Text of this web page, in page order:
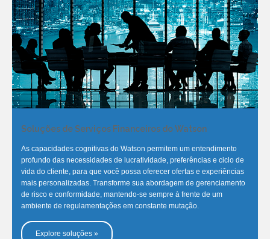
Soluções de Serviços Financeiros do Watson
As capacidades cognitivas do Watson permitem um entendimento
profundo das necessidades de lucratividade, preferências e ciclo de
vida do cliente, para que você possa oferecer ofertas e experiências
mais personalizadas. Transforme sua abordagem de gerenciamento
de risco e conformidade, mantendo-se sempre à frente de um
ambiente de regulamentações em constante mutação.
Explore soluções »